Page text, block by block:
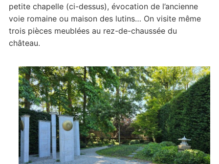
petite chapelle (ci-dessus), évocation de l’ancienne
voie romaine ou maison des lutins… On visite même
trois pièces meublées au rez-de-chaussée du
château.